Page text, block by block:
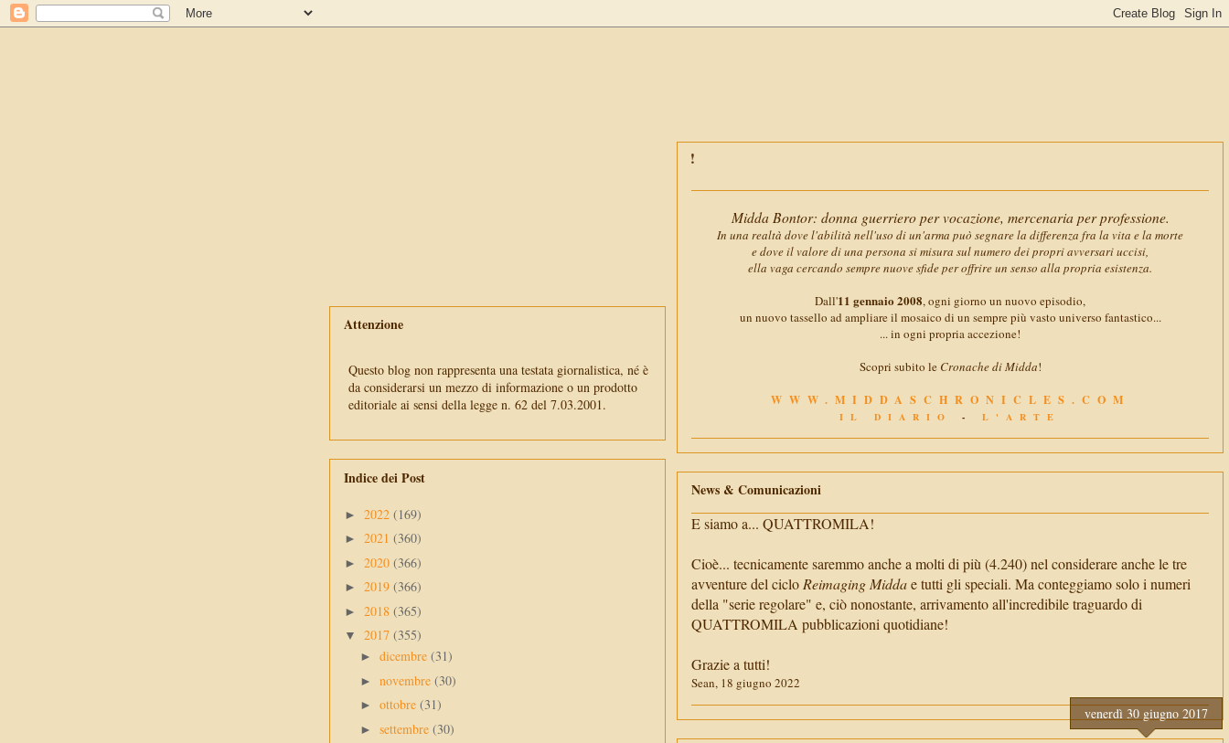
Midda Bontor: donna guerriero per vocazione, mercenaria per professione.
In una realtà dove l'abilità nell'uso di un'arma può segnare la differenza fra la vita e la morte
e dove il valore di una persona si misura sul numero dei propri avversari uccisi,
ella vaga cercando sempre nuove sfide per offrire un senso alla propria esistenza.
Dall'11 gennaio 2008, ogni giorno un nuovo episodio,
un nuovo tassello ad ampliare il mosaico di un sempre più vasto universo fantastico...
... in ogni propria accezione!
Scopri subito le Cronache di Midda!
WWW.MIDDASCHRONICLES.COM
IL DIARIO - L'ARTE
News & Comunicazioni
E siamo a... QUATTROMILA!
Cioè... tecnicamente saremmo anche a molti di più (4.240) nel considerare anche le tre
avventure del cicloReimaging Middae tutti gli speciali. Ma conteggiamo solo i numeri
della "serie regolare" e, ciò nonostante, arrivamento all'incredibile traguardo di
QUATTROMILA pubblicazioni quotidiane!
Grazie a tutti!
Sean, 18 giugno 2022
venerdì 30 giugno 2017
Attenzione
Questo blog non rappresenta una testata giornalistica, né è
da considerarsi un mezzo di informazione o un prodotto
editoriale ai sensi della legge n. 62 del 7.03.2001.
Indice dei Post
► 2022 (169)
► 2021 (360)
► 2020 (366)
► 2019 (366)
► 2018 (365)
▼ 2017 (355)
► dicembre (31)
► novembre (30)
► ottobre (31)
► settembre (30)